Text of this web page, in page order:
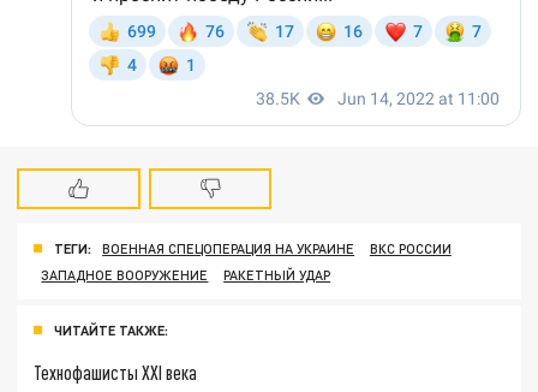
ТЕГИ: ВОЕННАЯ СПЕЦОПЕРАЦИЯ НА УКРАИНЕ
ВКС РОССИИ
ЗАПАДНОЕ ВООРУЖЕНИЕ
РАКЕТНЫЙ УДАР
ЧИТАЙТЕ ТАКЖЕ:
Технофашисты XXI века